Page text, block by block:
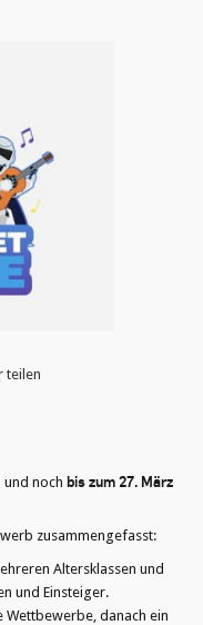
teilen
und noch bis zum 27. März
zusammengefasst:
Altersklassen und
und Einsteiger.
Wettbewerbe, danach ein